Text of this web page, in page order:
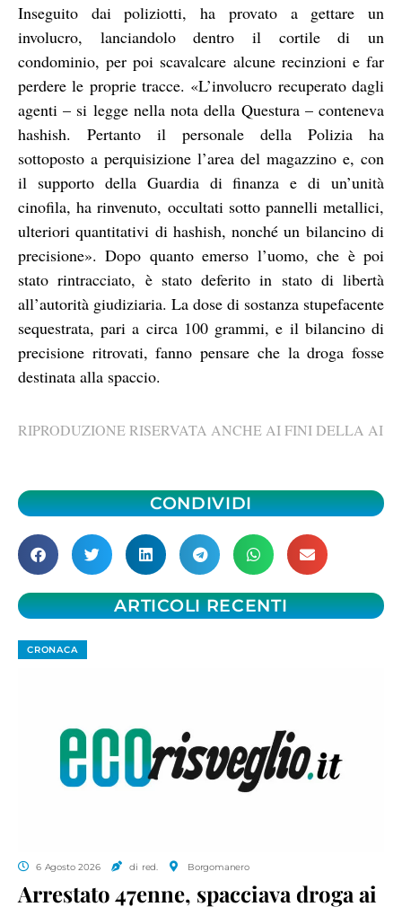
Inseguito dai poliziotti, ha provato a gettare un
involucro, lanciandolo dentro il cortile di un
condominio, per poi scavalcare alcune recinzioni e far
perdere le proprie tracce. «L’involucro recuperato dagli
agenti – si legge nella nota della Questura – conteneva
hashish. Pertanto il personale della Polizia ha
sottoposto a perquisizione l’area del magazzino e, con
il supporto della Guardia di finanza e di un’unità
cinofila, ha rinvenuto, occultati sotto pannelli metallici,
ulteriori quantitativi di hashish, nonché un bilancino di
precisione». Dopo quanto emerso l’uomo, che è poi
stato rintracciato, è stato deferito in stato di libertà
all’autorità giudiziaria. La dose di sostanza stupefacente
sequestrata, pari a circa 100 grammi, e il bilancino di
precisione ritrovati, fanno pensare che la droga fosse
destinata alla spaccio.
RIPRODUZIONE RISERVATA ANCHE AI FINI DELLA AI
CONDIVIDI
ARTICOLI RECENTI
CRONACA
6 Agosto 2026 di red. Borgomanero
Arrestato 47enne, spacciava droga ai